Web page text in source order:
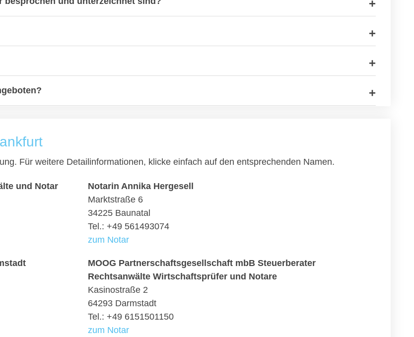
Für weitere Detailinformationen, klicke einfach auf den entsprechenden Namen.
und Notar
Notarin Annika Hergesell
Marktstraße 6
34225 Baunatal
Tel.: +49 561493074
zum Notar
MOOG Partnerschaftsgesellschaft mbB Steuerberater
Rechtsanwälte Wirtschaftsprüfer und Notare
Kasinostraße 2
64293 Darmstadt
Tel.: +49 6151501150
zum Notar